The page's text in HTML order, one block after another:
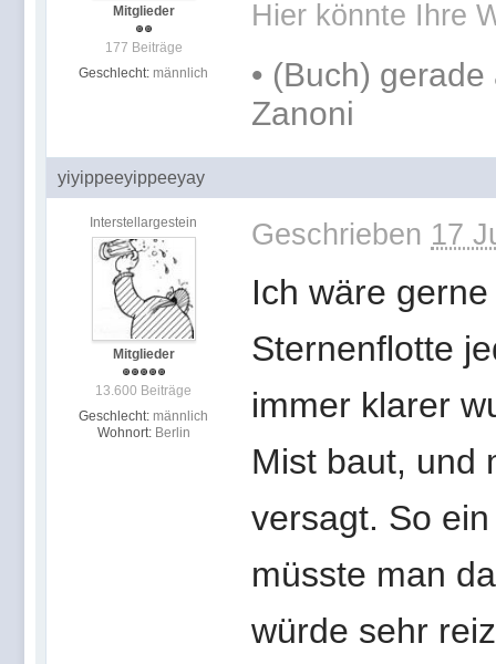
Mitglieder
177 Beiträge
Geschlecht: männlich
Hier könnte Ihre
• (Buch) gerade
Zanoni
yiyippeeyippeeyay
Interstellargestein
Mitglieder
13.600 Beiträge
Geschlecht: männlich
Wohnort: Berlin
Geschrieben 17
Ich wäre
Sternenflotte
immer klarer
Mist baut, und
versagt. So
müsste man
würde sehr